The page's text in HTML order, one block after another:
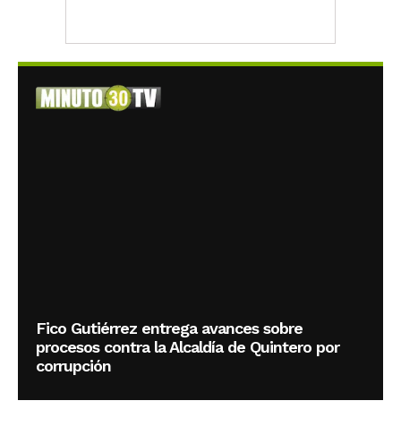
Fico Gutiérrez entrega avances sobre
procesos contra la Alcaldía de Quintero por
corrupción